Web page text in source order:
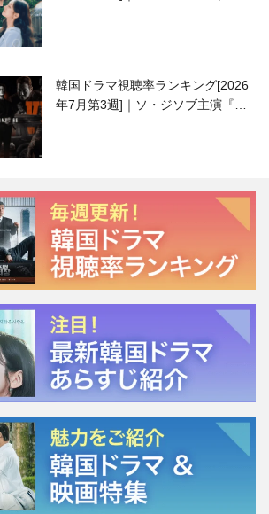
韓国ドラマ視聴率ランキング[2026
年7月第3週]｜ソ・ジソブ主演『エ